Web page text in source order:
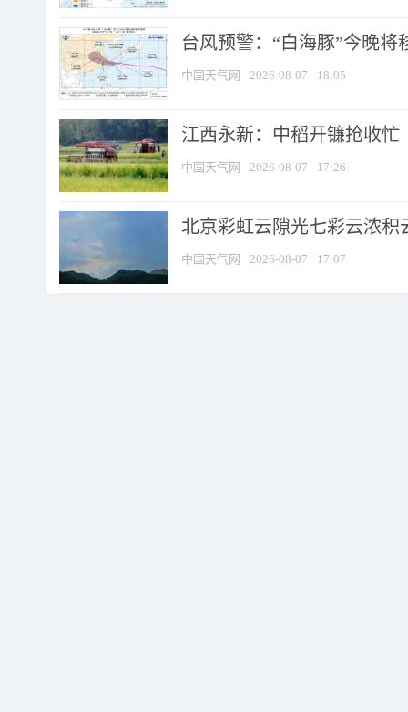
台风预警：“白海豚”今晚将
中国天气网 2026-08-07 18:05
江西永新：中稻开镰抢收忙
中国天气网 2026-08-07 17:26
北京彩虹云隙光七彩云浓积
中国天气网 2026-08-07 17:07